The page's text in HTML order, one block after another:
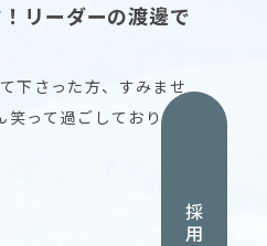
リーダーの渡邊で
下さった方、すみませ
って過ごしておりまし